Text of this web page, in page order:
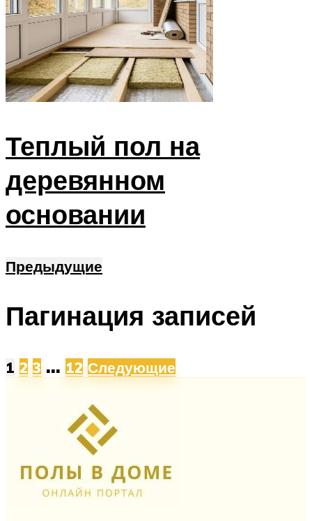
Теплый пол на
деревянном
основании
Предыдущие
Пагинация записей
1 2 3 … 12 Следующие